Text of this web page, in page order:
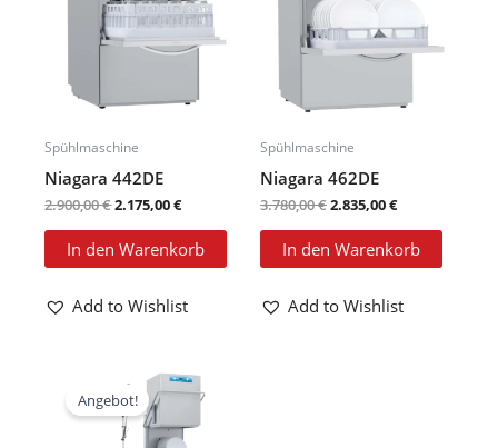
Spühlmaschine
Niagara 442DE
2.900,00€2.175,00€
In den Warenkorb
Add to Wishlist
Spühlmaschine
Niagara 462DE
3.780,00€2.835,00€
In den Warenkorb
Add to Wishlist
Angebot!
Ursprünglicher
Preis
war:
6.100,00 €
Aktueller
Preis
ist:
4.585,00 €.